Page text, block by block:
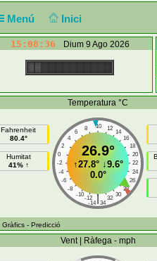
Menú Inici
15:08:37 Dium 9 Ago 2026
Temperatura °C
Fahrenheit
80.4°
Humitat
41% ↑
10
8 12
6
14
4
16
2
18
0
20
-2
22
-4
24
-6
26
-8
28
-10
30
-12 32
|
-14 34
26.9°
↑27.8°↓9.6°
0.0°
Gràfics - Predicció
Vent | Ràfega - mph